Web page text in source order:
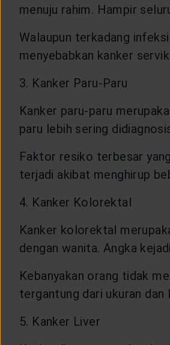
menuju rahim. Hampir
Walaupun terkadang
menyebabkan kanker
3. Kanker Paru-Paru
Kanker paru-paru
paru lebih sering
Faktor resiko terbesar
terjadi akibat menghirup
4. Kanker Kolorektal
Kanker kolorektal
dengan wanita. Angka
Kebanyakan orang tidak
tergantung dari ukuran dan
5. Kanker Liver